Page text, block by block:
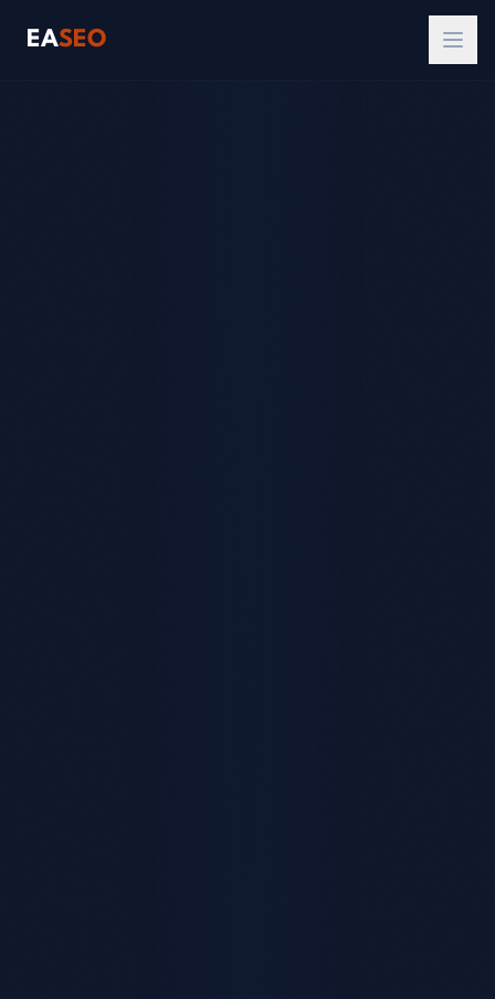
EASEO